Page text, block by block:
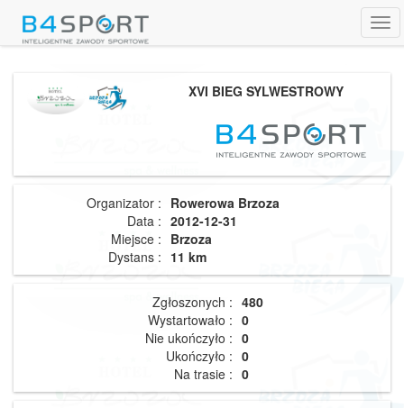
XVI BIEG SYLWESTROWY
Organizator : Rowerowa Brzoza
Data : 2012-12-31
Miejsce : Brzoza
Dystans : 11 km
Zgłoszonych : 480
Wystartowało : 0
Nie ukończyło : 0
Ukończyło : 0
Na trasie : 0